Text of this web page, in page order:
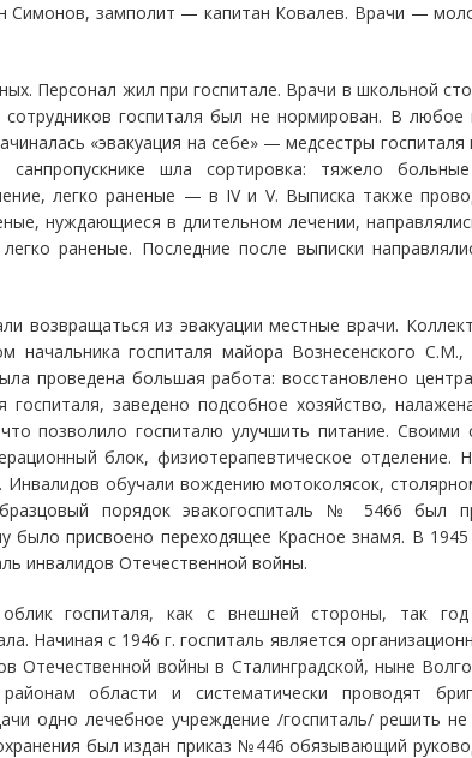
Симонов, замполит — капитан Ковалев. Врачи —
Персонал жил при госпитале. Врачи в школьной
госпиталя был не нормирован. В
«эвакуация на себе» — медсестры
шла сортировка: тяжело
легко раненые — в IV и V. Выписка также
нуждающиеся в длительном лечении,
раненые. Последние после выписки
возвращаться из эвакуации местные врачи.
начальника госпиталя майора Вознесенского С.М.,
проведена большая работа: восстановлено
госпиталя, заведено подсобное хозяйство,
позволило госпиталю улучшить питание. Своими
блок, физиотерапевтическое отделение.
Инвалидов обучали вождению мотоколясок,
порядок эвакогоспиталь № 5466 был
было присвоено переходящее Красное знамя. В 1945
инвалидов Отечественной войны.
госпиталя, как с внешней стороны, так
Начиная с 1946 г. госпиталь является
Отечественной войны в Сталинградской, ныне
области и систематически проводят
одно лечебное учреждение /госпиталь/ решить
был издан приказ №446 обязывающий